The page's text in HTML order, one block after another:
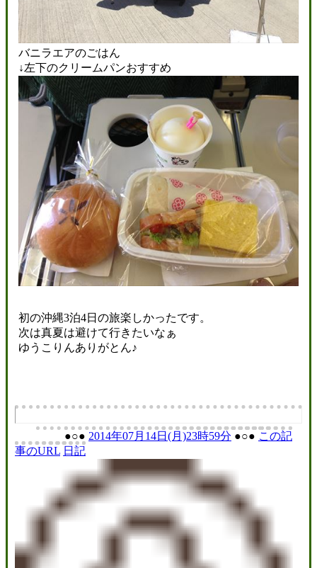
バニラエアのごはん
↓左下のクリームパンおすすめ
初の沖縄3泊4日の旅楽しかったです。
次は真夏は避けて行きたいなぁ
ゆうこりんありがとん♪
●○● 2014年07月14日(月)23時59分 ●○● この記
事のURL 日記